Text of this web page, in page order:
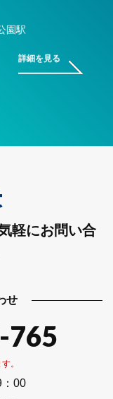
園駅
詳細を見る
軽にお問い合
せ
765
。
：00